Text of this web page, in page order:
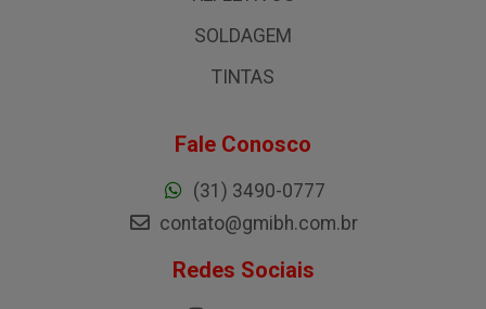
SOLDAGEM
TINTAS
Fale Conosco
(31) 3490-0777
contato@gmibh.com.br
Redes Sociais